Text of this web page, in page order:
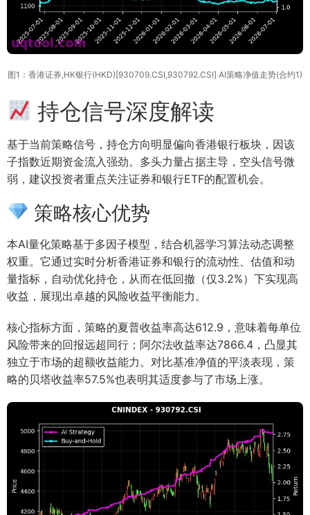
图1：香港证券,HK银行(HKD)[930709.CSI,930792.CSI] AI策略净值走势(合约1)
持仓信号深度解读
基于当前策略信号，持仓方向明显偏向香港银行板块，因该
子指数近期资金流入强劲。多头力量占据主导，空头信号微
弱，建议投资者重点关注证券和银行ETF的配置机会。
策略核心优势
本AI量化策略基于多因子模型，结合机器学习算法动态调整
权重。它通过实时分析香港证券和银行的流动性、估值和动
量指标，自动优化持仓，从而在低回撤（仅3.2%）下实现高
收益，展现出卓越的风险收益平衡能力。
核心指标方面，策略的夏普收益率高达612.9，意味着每单位
风险带来的回报远超同行；阿尔法收益率达7866.4，凸显其
独立于市场的超额收益能力。对比基准净值的平淡表现，策
略的贝塔收益率57.5%也表明其适度参与了市场上涨。